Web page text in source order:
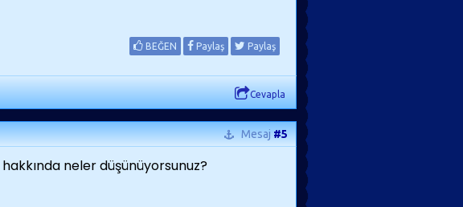
BEĞEN Paylaş Paylaş
Cevapla
Mesaj#5
neler düşünüyorsunuz?